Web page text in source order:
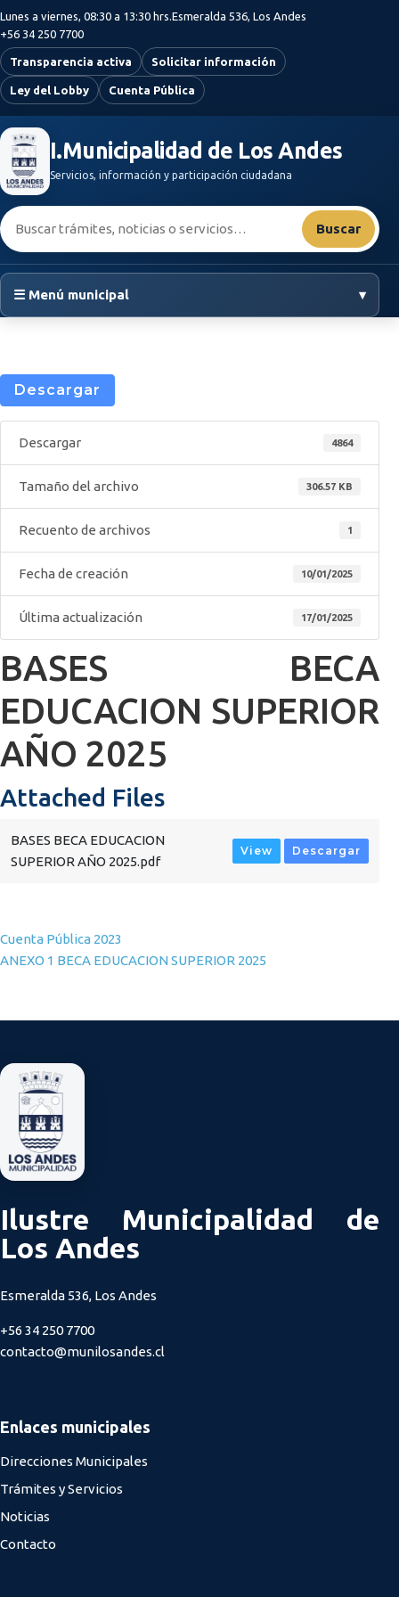
Saltar al contenido principal
Lunes a viernes, 08:30 a 13:30 hrs.Esmeralda 536, Los Andes
+56 34 250 7700
Transparencia activa Solicitar información
Ley del Lobby Cuenta Pública
I.Municipalidad de Los Andes
Servicios, información y participación ciudadana
Buscar:
Buscar
☰ Menú municipal ▾
Descargar
Descargar 4864
Tamaño del archivo 306.57 KB
Recuento de archivos 1
Fecha de creación 10/01/2025
Última actualización 17/01/2025
BASES BECA
EDUCACION SUPERIOR
AÑO 2025
Attached Files
BASES BECA EDUCACION
SUPERIOR AÑO 2025.pdf
View Descargar
Navegación de entradas
Cuenta Pública 2023
ANEXO 1 BECA EDUCACION SUPERIOR 2025
Ilustre Municipalidad de
Los Andes
Esmeralda 536, Los Andes
+56 34 250 7700
contacto@munilosandes.cl
Enlaces municipales
Direcciones Municipales
Trámites y Servicios
Noticias
Contacto